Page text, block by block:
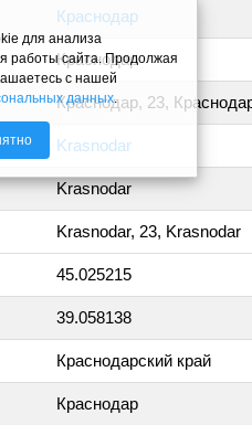
Краснодар
Краснодар
Краснодар, 23,
Krasnodar
Krasnodar
Krasnodar, 23, Krasnodar
45.025215
39.058138
Краснодарский край
Краснодар
для анализа
работы сайта. Продолжая
с нашей
данных.